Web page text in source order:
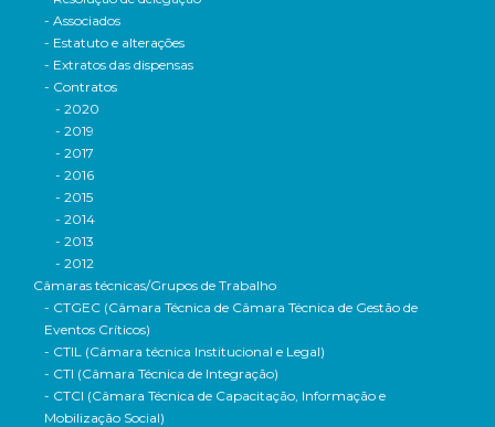
- Associados
- Estatuto e alterações
- Extratos das dispensas
- Contratos
- 2020
- 2019
- 2017
- 2016
- 2015
- 2014
- 2013
- 2012
Câmaras técnicas/Grupos de Trabalho
- CTGEC (Câmara Técnica de Câmara Técnica de Gestão de
Eventos Críticos)
- CTIL (Câmara técnica Institucional e Legal)
- CTI (Câmara Técnica de Integração)
- CTCI (Câmara Técnica de Capacitação, Informação e
Mobilização Social)